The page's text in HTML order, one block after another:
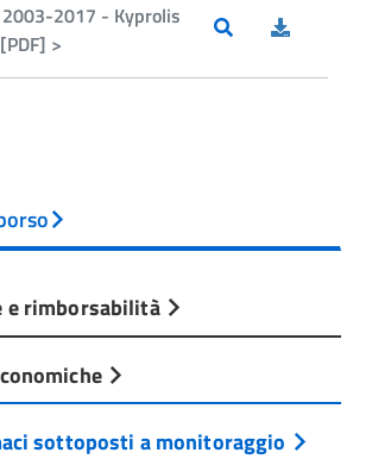
2017 - Kyprolis
>
e rimborsabilità
sottoposti a monitoraggio